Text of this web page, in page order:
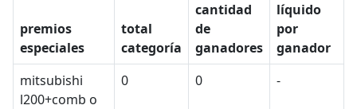
premios
especiales
total
categoría
cantidad
de
ganadores
líquido
por
ganador
mitsubishi
l200+comb o
0 0 -